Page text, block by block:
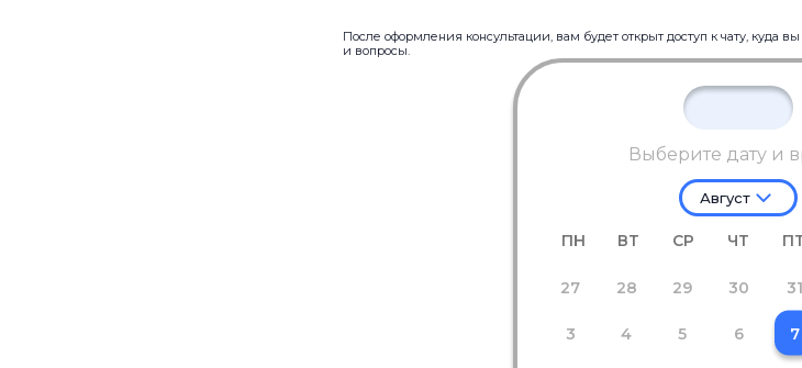
После оформления консультации, вам будет открыт доступ к чату, куда
и вопросы.
Выберите дату и
Август
ПН ВТ СР ЧТ
27 28 29 30 31
3 4 5 6 7